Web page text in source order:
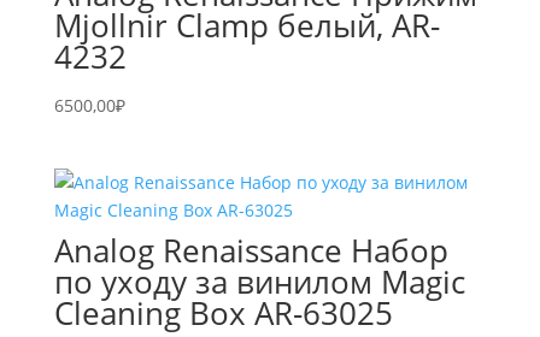
Mjollnir Clamp белый, AR-
4232
6500,00₽
Analog Renaissance Набор
по уходу за винилом Magic
Cleaning Box AR-63025